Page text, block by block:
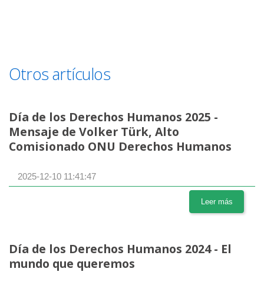
Otros artículos
Día de los Derechos Humanos 2025 -
Mensaje de Volker Türk, Alto
Comisionado ONU Derechos Humanos
2025-12-10 11:41:47
Leer más
Día de los Derechos Humanos 2024 - El
mundo que queremos